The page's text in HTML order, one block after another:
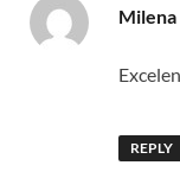
Milena
REPLY